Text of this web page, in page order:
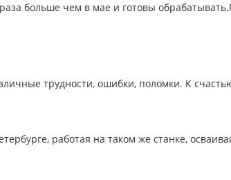
больше чем в мае и готовы
трудности, ошибки, поломки. К
работая на таком же станке,